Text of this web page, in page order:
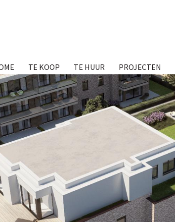
TE KOOP TE HUUR PROJECTEN